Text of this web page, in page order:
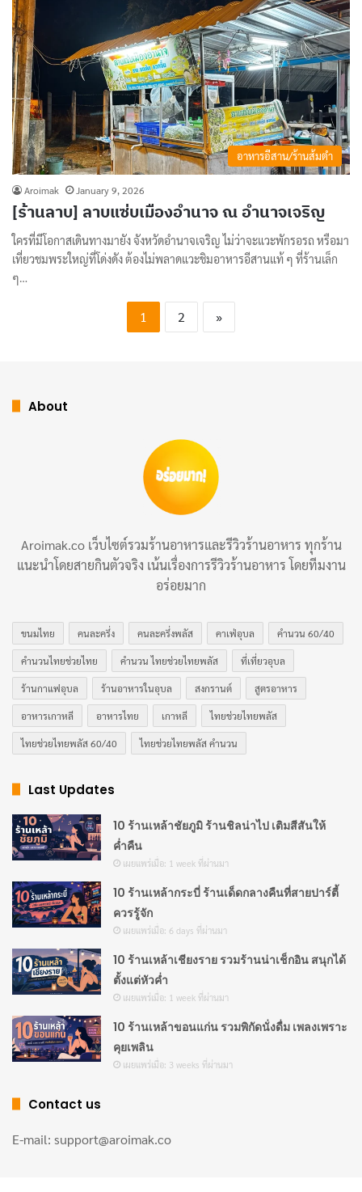
อาหารอีสาน/ร้านส้มตำ
Aroimak January 9, 2026
[ร้านลาบ] ลาบแซ่บเมืองอำนาจ ณ อำนาจเจริญ
ใครที่มีโอกาสเดินทางมายัง จังหวัดอำนาจเจริญ ไม่ว่าจะแวะพักรอรถ หรือมา
เที่ยวชมพระใหญ่ที่โด่งดัง ต้องไม่พลาดแวะชิมอาหารอีสานแท้ ๆ ที่ร้านเล็ก
ๆ…
1 2 »
About
Aroimak.co เว็บไซต์รวมร้านอาหารและรีวิวร้านอาหาร ทุกร้าน
แนะนำโดยสายกินตัวจริง เน้นเรื่องการรีวิวร้านอาหาร โดยทีมงาน
อร่อยมาก
ขนมไทย คนละครึ่ง คนละครึ่งพลัส คาเฟ่อุบล คำนวน 60/40
คำนวนไทยช่วยไทย คำนวน ไทยช่วยไทยพลัส ที่เที่ยวอุบล
ร้านกาแฟอุบล ร้านอาหารในอุบล สงกรานต์ สูตรอาหาร
อาหารเกาหลี อาหารไทย เกาหลี ไทยช่วยไทยพลัส
ไทยช่วยไทยพลัส 60/40 ไทยช่วยไทยพลัส คำนวน
Last Updates
10 ร้านเหล้าชัยภูมิ ร้านชิลน่าไป เติมสีสันให้
ค่ำคืน
เผยแพร่เมื่อ: 1 week ที่ผ่านมา
10 ร้านเหล้ากระบี่ ร้านเด็ดกลางคืนที่สายปาร์ตี้
ควรรู้จัก
เผยแพร่เมื่อ: 6 days ที่ผ่านมา
10 ร้านเหล้าเชียงราย รวมร้านน่าเช็กอิน สนุกได้
ตั้งแต่หัวค่ำ
เผยแพร่เมื่อ: 1 week ที่ผ่านมา
10 ร้านเหล้าขอนแก่น รวมพิกัดนั่งดื่ม เพลงเพราะ
คุยเพลิน
เผยแพร่เมื่อ: 3 weeks ที่ผ่านมา
Contact us
E-mail: support@aroimak.co